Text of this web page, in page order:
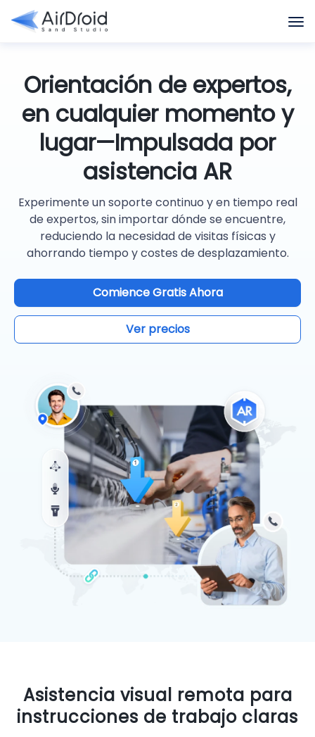
Orientación de expertos,
en cualquier momento y
lugar—Impulsada por
asistencia AR
Experimente un soporte continuo y en tiempo real
de expertos, sin importar dónde se encuentre,
reduciendo la necesidad de visitas físicas y
ahorrando tiempo y costes de desplazamiento.
Comience Gratis Ahora
Ver precios
Asistencia visual remota para
instrucciones de trabajo claras